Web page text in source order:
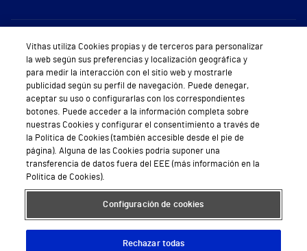
Sobre Vithas
Quiénes somos
Trabajar en Vithas
Teléfono Cita Médica
Teléfono Atención al Cliente
Política de seguridad y salud en el trabajo
Conoce a Supervita
Vithas utiliza Cookies propias y de terceros para personalizar
la web según sus preferencias y localización geográfica y
para medir la interacción con el sitio web y mostrarle
publicidad según su perfil de navegación. Puede denegar,
aceptar su uso o configurarlas con los correspondientes
botones. Puede acceder a la información completa sobre
nuestras Cookies y configurar el consentimiento a través de
la Política de Cookies (también accesible desde el pie de
página). Alguna de las Cookies podría suponer una
transferencia de datos fuera del EEE (más información en la
Política de Cookies).
Configuración de cookies
Rechazar todas